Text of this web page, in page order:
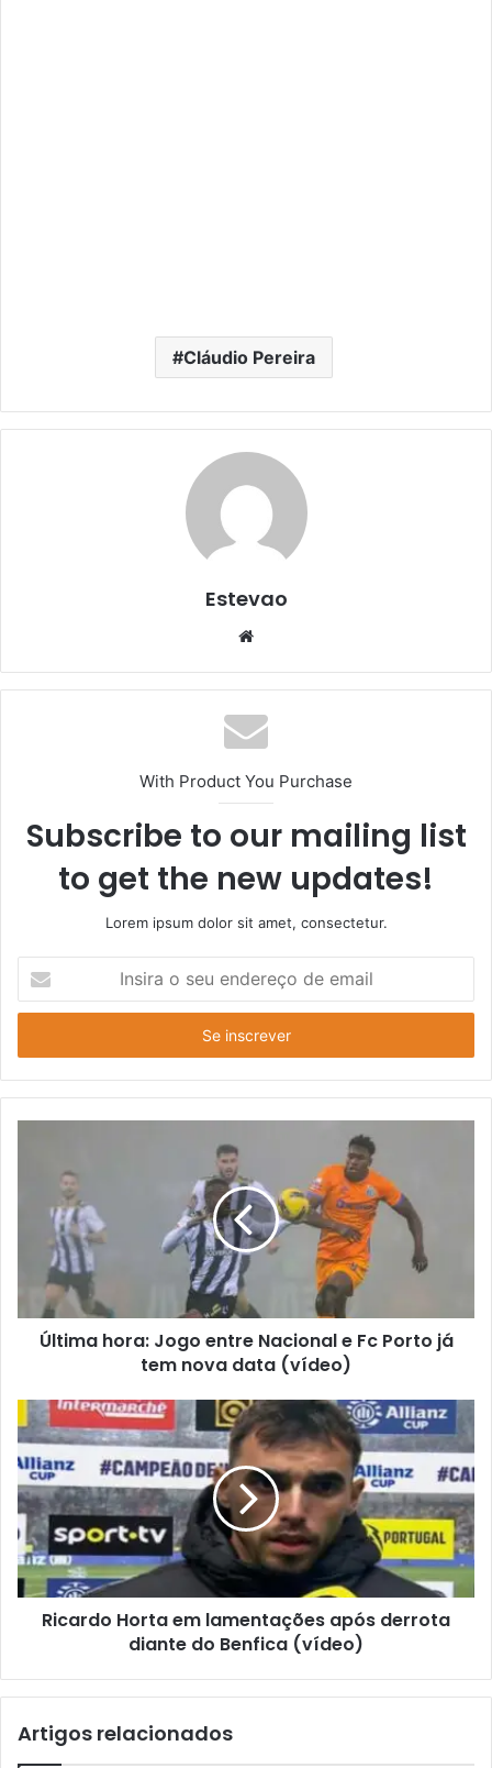
Cláudio Pereira
Estevao
Website
With Product You Purchase
Subscribe to our mailing list
to get the new updates!
Lorem ipsum dolor sit amet, consectetur.
seu
de
email
Última hora: Jogo entre Nacional e Fc Porto já
tem nova data (vídeo)
Ricardo Horta em lamentações após derrota
diante do Benfica (vídeo)
Artigos relacionados